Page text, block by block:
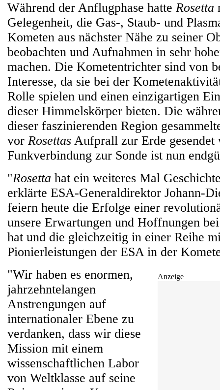
Während der Anflugphase hatte Rosetta
Gelegenheit, die Gas-, Staub- und
Kometen aus nächster Nähe zu seiner
beobachten und Aufnahmen in sehr
machen. Die Kometentrichter sind von
Interesse, da sie bei der
Rolle spielen und einen einzigartigen
dieser Himmelskörper bieten. Die
dieser faszinierenden Region
vor Rosettas Aufprall zur Erde gesendet
Funkverbindung zur Sonde ist nun
"Rosetta hat ein weiteres Mal
erklärte ESA-Generaldirektor Johann-
feiern heute die Erfolge einer
unsere Erwartungen und Hoffnungen
hat und die gleichzeitig in einer Reihe
Pionierleistungen der ESA in der
Anzeige
"Wir haben es enormen,
jahrzehntelangen
Anstrengungen auf
internationaler Ebene zu
verdanken, dass wir diese
Mission mit einem
wissenschaftlichen Labor
von Weltklasse auf seine